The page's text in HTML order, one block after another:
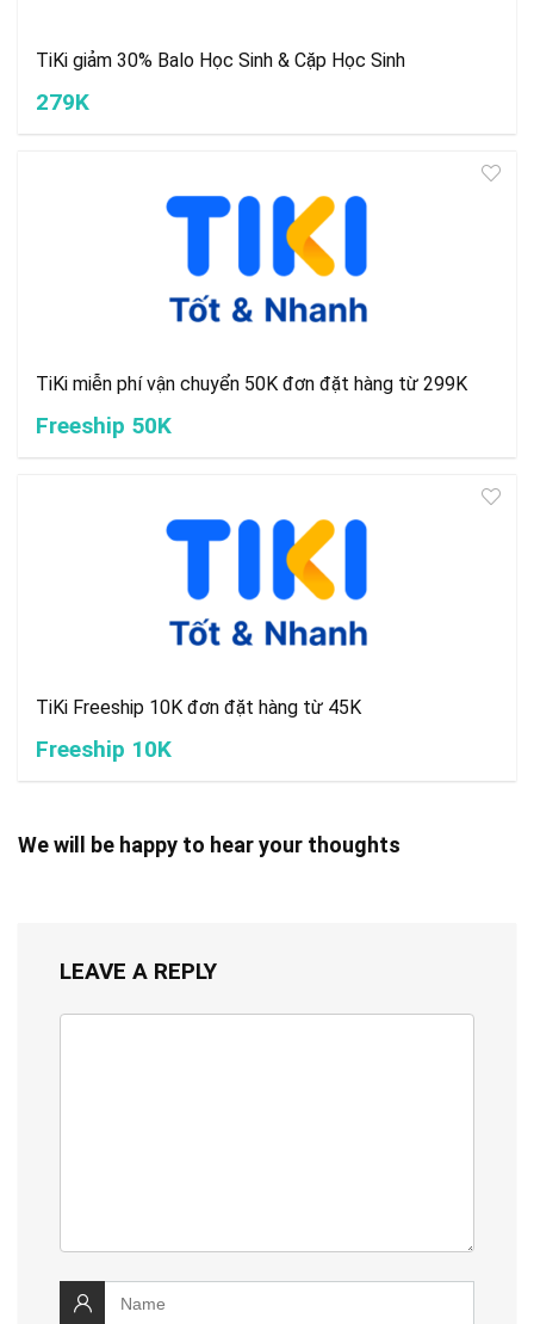
TiKi giảm 30% Balo Học Sinh & Cặp Học Sinh
279K
TiKi miễn phí vận chuyển 50K đơn đặt hàng từ 299K
Freeship 50K
TiKi Freeship 10K đơn đặt hàng từ 45K
Freeship 10K
We will be happy to hear your thoughts
LEAVE A REPLY